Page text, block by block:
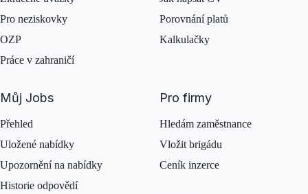
Pro neziskovky
OZP
Práce v zahraničí
Porovnání platů
Kalkulačky
Můj Jobs
Přehled
Uložené nabídky
Upozornění na nabídky
Historie odpovědí
Pro firmy
Hledám zaměstnance
Vložit brigádu
Ceník inzerce